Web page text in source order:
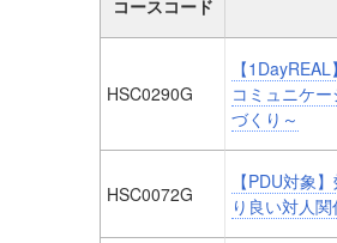
コースコード
HSC0290G
【
コミュニケ
づくり～
HSC0072G
【PDU対象
り良い対人